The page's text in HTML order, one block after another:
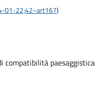
01-22;42~art167)
compatibilità paesaggistica